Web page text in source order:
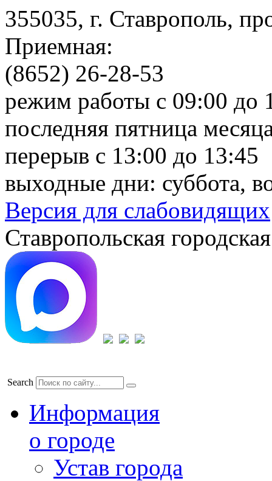
355035, г. Ставрополь,
Приемная:
(8652) 26-28-53
режим работы с 09:00 до
последняя пятница
перерыв с 13:00 до 13:45
выходные дни: суббота,
Версия для слабовидящих
Ставропольская
Search
Информация
о городе
Устав города